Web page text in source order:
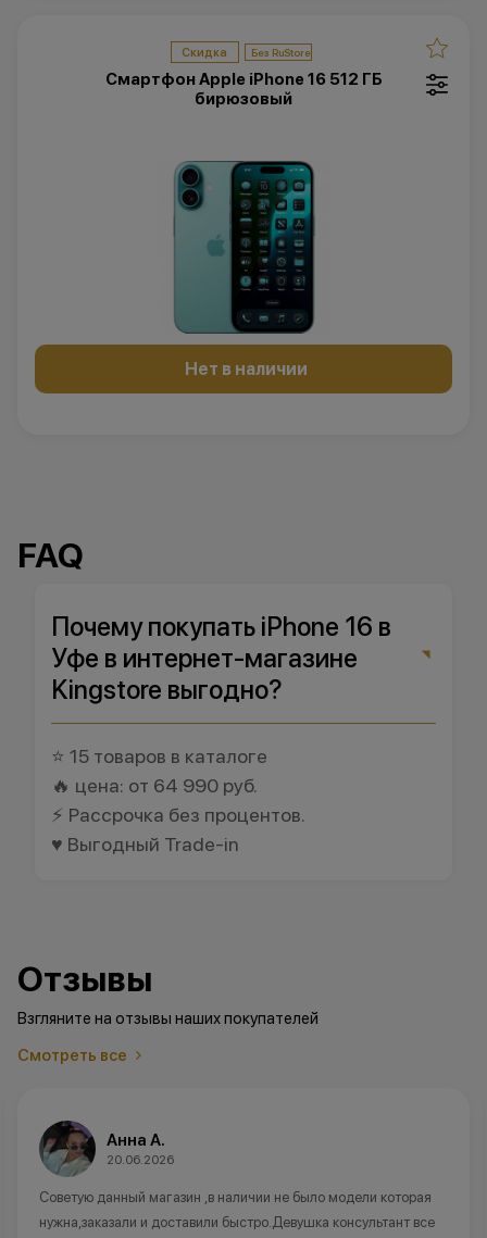
Скидка
Смартфон Apple iPhone 16 512 ГБ
бирюзовый
Нет в наличии
FAQ
Почему покупать iPhone 16 в
Уфе в интернет-магазине
Kingstore выгодно?
⭐ 15 товаров в каталоге
🔥 цена: от 64 990 руб.
⚡ Рассрочка без процентов.
♥️ Выгодный Trade-in
Отзывы
Взгляните на отзывы наших покупателей
Смотреть все
Анна А.
20.06.2026
Советую данный магазин ,в наличии не было модели которая
нужна,заказали и доставили быстро.Девушка консультант все